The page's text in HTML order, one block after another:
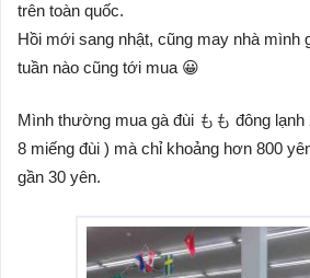
trên toàn quốc.
Hồi mới sang nhật, cũng may nhà mình
tuần nào cũng tới mua 😀
Mình thường mua gà đùi もも đông
8 miếng đùi ) mà chỉ khoảng hơn 800
gần 30 yên.